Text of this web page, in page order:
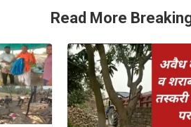
Read More